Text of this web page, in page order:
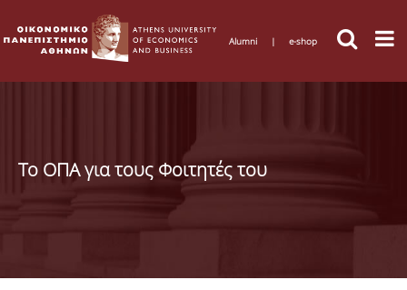
Alumni | e-shop
Το ΟΠΑ για τους Φοιτητές του